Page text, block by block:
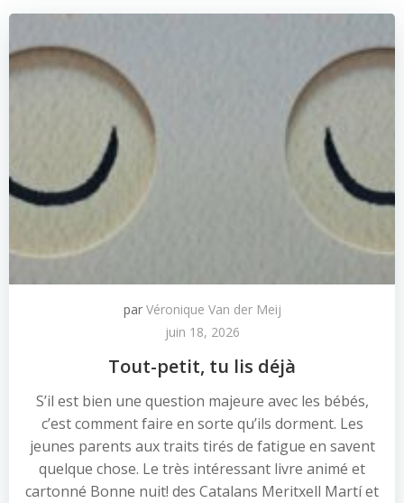
par Véronique Van der Meij
juin 18, 2026
Tout-petit, tu lis déjà
S’il est bien une question majeure avec les bébés,
c’est comment faire en sorte qu’ils dorment. Les
jeunes parents aux traits tirés de fatigue en savent
quelque chose. Le très intéressant livre animé et
cartonné Bonne nuit! des Catalans Meritxell Martí et